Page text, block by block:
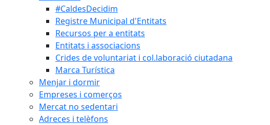
#CaldesDecidim
Registre Municipal d'Entitats
Recursos per a entitats
Entitats i associacions
Crides de voluntariat i col.laboració ciutadana
Marca Turística
Menjar i dormir
Empreses i comerços
Mercat no sedentari
Adreces i telèfons